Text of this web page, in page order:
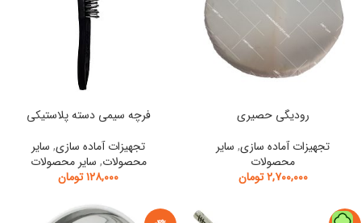
رودیگی حصیری
تجهیزات آماده سازی, سایر
محصولات
۲,۷۰۰,۰۰۰ تومان
فرچه سیمی دسته پلاستیکی
تجهیزات آماده سازی, سایر
محصولات, سایر محصولات
۱۲۸,۰۰۰تومان